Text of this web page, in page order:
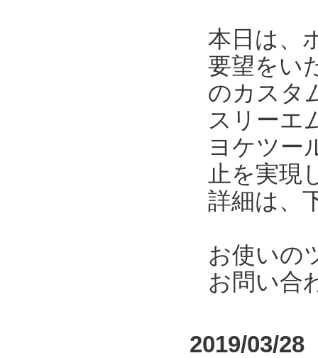
本日は、
要望をい
のカスタ
スリーエ
ヨケツー
止を実現
詳細は、
お使いの
お問い合
2019/03/28